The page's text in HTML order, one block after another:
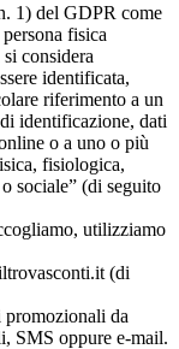
1) del GDPR come
fisica
considera
identificata,
riferimento a un
identificazione, dati
o a uno o più
fisiologica,
sociale” (di seguito
utilizziamo
(di
da
SMS oppure e-mail.